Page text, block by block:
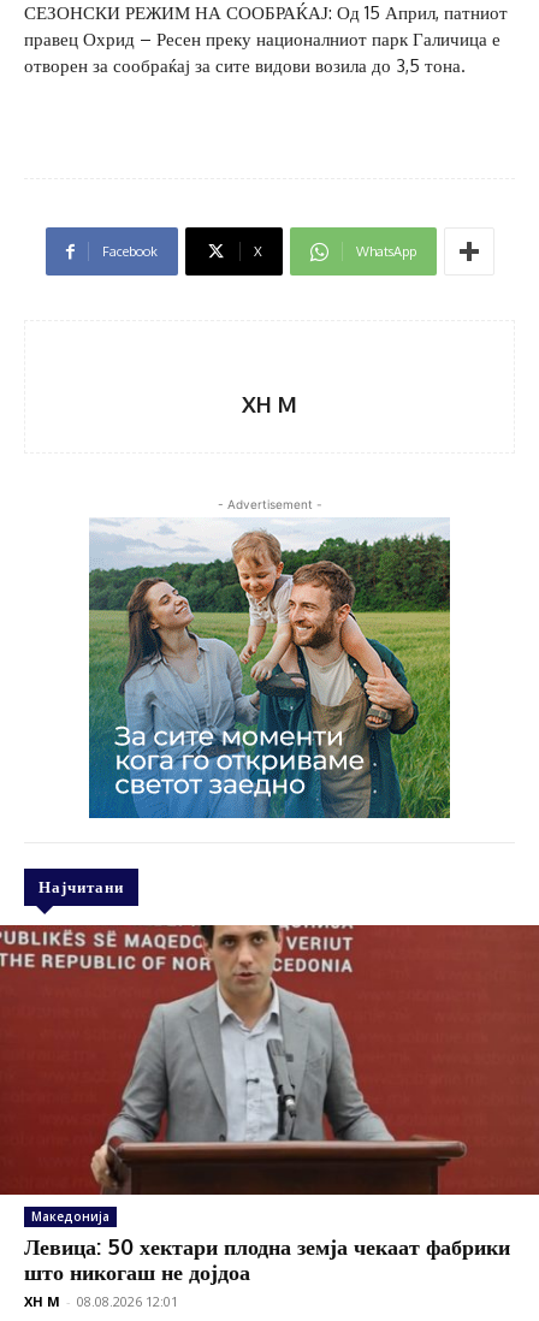
СЕЗОНСКИ РЕЖИМ НА СООБРАЌАЈ: Од 15 Април, патниот
правец Охрид – Ресен преку националниот парк Галичица е
отворен за сообраќај за сите видови возила до 3,5 тона.
Facebook X WhatsApp
XH M
- Advertisement -
Најчитани
Македонија
Левица: 50 хектари плодна земја чекаат фабрики
што никогаш не дојдоа
XH M - 08.08.2026 12:01